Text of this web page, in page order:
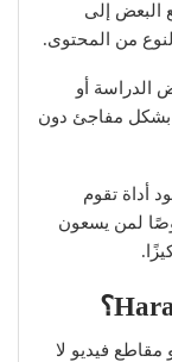
البعض إلى
من المحتوى.
الدراسة أو
بشكل مفاجئ دون
أداة تقوم
لمن يسعون
مقاطع فيديو لا